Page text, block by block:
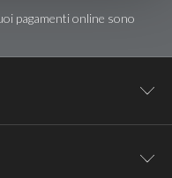
pagamenti online sono
le novità e